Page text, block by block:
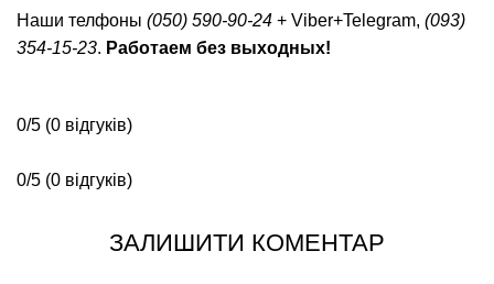
Наши телфоны (050) 590-90-24 + Viber+Telegram, (093)
354-15-23. Работаем без выходных!
0/5 (0 відгуків)
0/5 (0 відгуків)
ЗАЛИШИТИ КОМЕНТАР